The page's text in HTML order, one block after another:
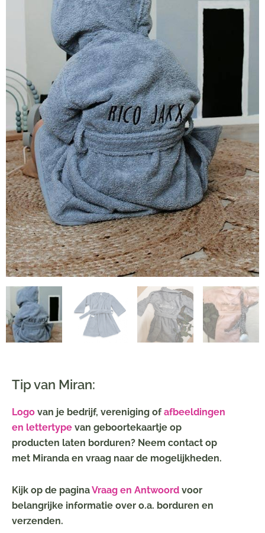
Tip van Miran:
Logo van je bedrijf, vereniging ofafbeeldingen
en lettertype van geboortekaartje op
producten laten borduren? Neem contact op
met Miranda en vraag naar de mogelijkheden.
Kijk op de paginaVraag en Antwoord voor
belangrijke informatie over o.a. borduren en
verzenden.